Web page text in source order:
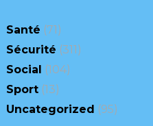
Santé (71)
Sécurité (311)
Social
(104)
Sport (13)
Uncategorized (95)